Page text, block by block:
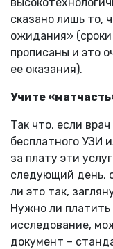
сказано лишь то,
ожидания»
прописаны и это
ее оказания).
Учите
Так что, если
бесплатного УЗИ
за плату эти
следующий день,
ли это так,
Нужно ли платить
исследование,
документ –